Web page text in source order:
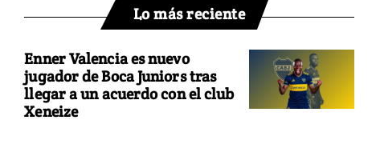
Lo más reciente
Enner Valencia es nuevo
jugador de Boca Juniors tras
llegar a un acuerdo con el club
Xeneize